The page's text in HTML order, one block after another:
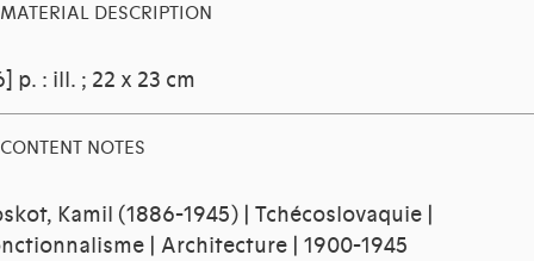
MATERIAL DESCRIPTION
p. : ill. ; 22 x 23 cm
CONTENT NOTES
Kamil (1886-1945) | Tchécoslovaquie |
| Architecture | 1900-1945